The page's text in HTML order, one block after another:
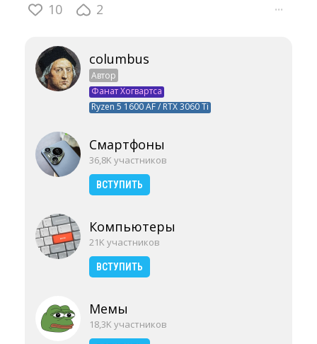
10 2 ···
columbus
Автор
Фанат Хогвартса
Ryzen 5 1600 AF / RTX 3060 Ti
Смартфоны
36,8K участников
ВСТУПИТЬ
Компьютеры
21K участников
ВСТУПИТЬ
Мемы
18,3K участников